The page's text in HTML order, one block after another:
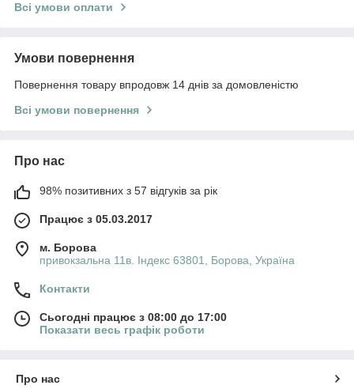
Всі умови оплати
Умови повернення
Повернення товару впродовж 14 днів за домовленістю
Всі умови повернення
Про нас
98% позитивних з 57 відгуків за рік
Працює з 05.03.2017
м. Борова
привокзальна 11в. Індекс 63801, Борова, Україна
Контакти
Сьогодні працює з 08:00 до 17:00
Показати весь графік роботи
Про нас